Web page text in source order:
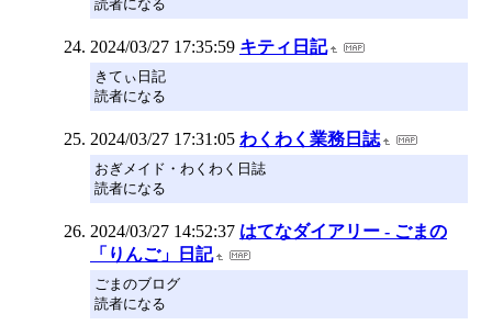
読者になる
2024/03/27 17:35:59 キティ日記
きてぃ日記
読者になる
2024/03/27 17:31:05 わくわく業務日誌
おぎメイド・わくわく日誌
読者になる
2024/03/27 14:52:37 はてなダイアリー - ごまの
「りんご」日記
ごまのブログ
読者になる